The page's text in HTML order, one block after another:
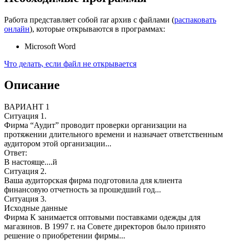
Работа представляет собой rar архив с файлами (распаковать
онлайн), которые открываются в программах:
Microsoft Word
Что делать, если файл не открывается
Описание
ВАРИАНТ 1
Ситуация 1.
Фирма “Аудит” проводит проверки организации на
протяжении длительного времени и назначает ответственным
аудитором этой организации...
Ответ:
В настояще....й
Ситуация 2.
Ваша аудиторская фирма подготовила для клиента
финансовую отчетность за прошедший год...
Ситуация 3.
Исходные данные
Фирма К занимается оптовыми поставками одежды для
магазинов. В 1997 г. на Совете директоров было принято
решение о приобретении фирмы...